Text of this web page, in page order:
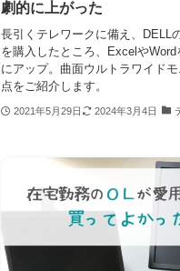
劇的に上がった
長引くテレワークに備え、DELL
を購入したところ、Excelや
にアップ。曲面ウルトラワイド
点をご紹介します。
2021年5月29日 2024年3月4日